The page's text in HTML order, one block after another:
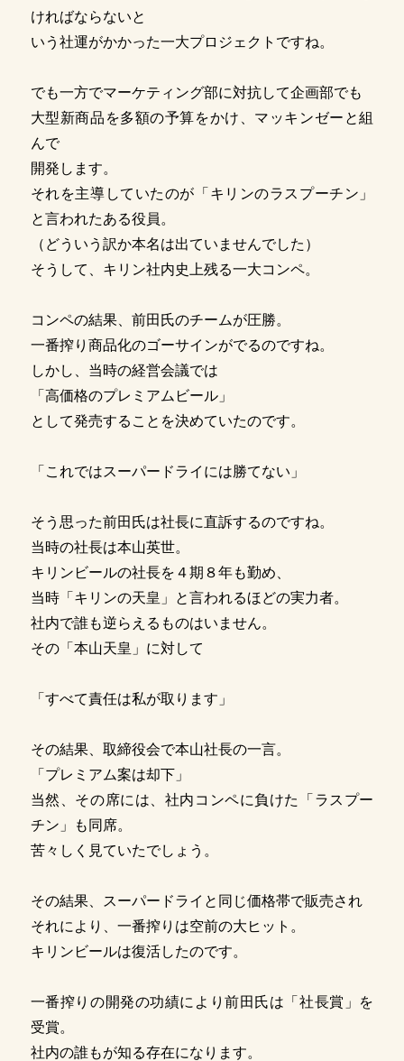
ければならないと
いう社運がかかった一大プロジェクトですね。
でも一方でマーケティング部に対抗して企画部でも
大型新商品を多額の予算をかけ、マッキンゼーと組
んで
開発します。
それを主導していたのが「キリンのラスプーチン」
と言われたある役員。
（どういう訳か本名は出ていませんでした）
そうして、キリン社内史上残る一大コンペ。
コンペの結果、前田氏のチームが圧勝。
一番搾り商品化のゴーサインがでるのですね。
しかし、当時の経営会議では
「高価格のプレミアムビール」
として発売することを決めていたのです。
「これではスーパードライには勝てない」
そう思った前田氏は社長に直訴するのですね。
当時の社長は本山英世。
キリンビールの社長を４期８年も勤め、
当時「キリンの天皇」と言われるほどの実力者。
社内で誰も逆らえるものはいません。
その「本山天皇」に対して
「すべて責任は私が取ります」
その結果、取締役会で本山社長の一言。
「プレミアム案は却下」
当然、その席には、社内コンペに負けた「ラスプー
チン」も同席。
苦々しく見ていたでしょう。
その結果、スーパードライと同じ価格帯で販売され
それにより、一番搾りは空前の大ヒット。
キリンビールは復活したのです。
一番搾りの開発の功績により前田氏は「社長賞」を
受賞。
社内の誰もが知る存在になります。